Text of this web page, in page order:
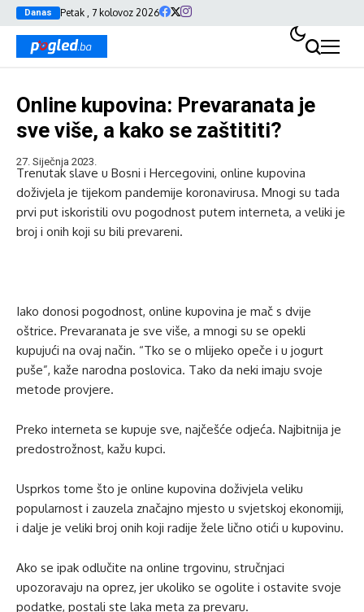
Danas Petak , 7 kolovoz 2026
Online kupovina: Prevaranata je
sve više, a kako se zaštititi?
27. Siječnja 2023.
Trenutak slave u Bosni i Hercegovini, online kupovina
doživjela je tijekom pandemije koronavirusa. Mnogi su tada
prvi put iskoristili ovu pogodnost putem interneta, a veliki je
broj i onih koji su bili prevareni.
Iako donosi pogodnost, online kupovina je mač s dvije
oštrice. Prevaranata je sve više, a mnogi su se opekli
kupujući na ovaj način. “Tko se o mlijeko opeče i u jogurt
puše”, kaže narodna poslovica. Tako da neki imaju svoje
metode provjere.
Preko interneta se kupuje sve, najčešće odjeća. Najbitnija je
predostrožnost, kažu kupci.
Usprkos tome što je online kupovina doživjela veliku
popularnost i zauzela značajno mjesto u svjetskoj ekonomiji,
i dalje je veliki broj onih koji radije žele lično otići u kupovinu.
Ako se ipak odlučite na online trgovinu, stručnjaci
upozoravaju na oprez, jer ukoliko se ogolite i ostavite svoje
podatke, postali ste laka meta za prevaru.